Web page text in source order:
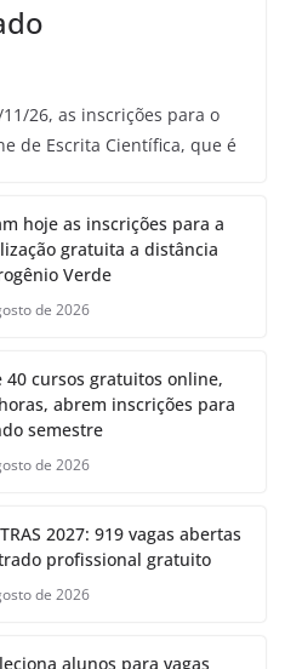
26, as inscrições para o
de Escrita Científica, que é
hoje as inscrições para a
gratuita a distância
Verde
de 2026
40 cursos gratuitos online,
abrem inscrições para
semestre
de 2026
2027: 919 vagas abertas
profissional gratuito
de 2026
alunos para vagas